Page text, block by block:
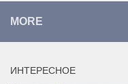
MORE
ИНТЕРЕСНОЕ